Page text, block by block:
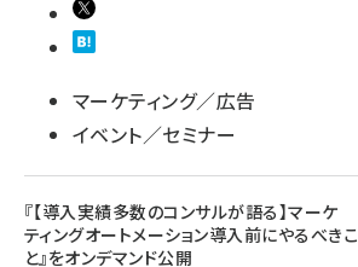
マーケティング／広告
イベント／セミナー
『【導入実績多数のコンサルが語る】マーケ
ティングオートメーション導入前にやるべきこ
と』をオンデマンド公開